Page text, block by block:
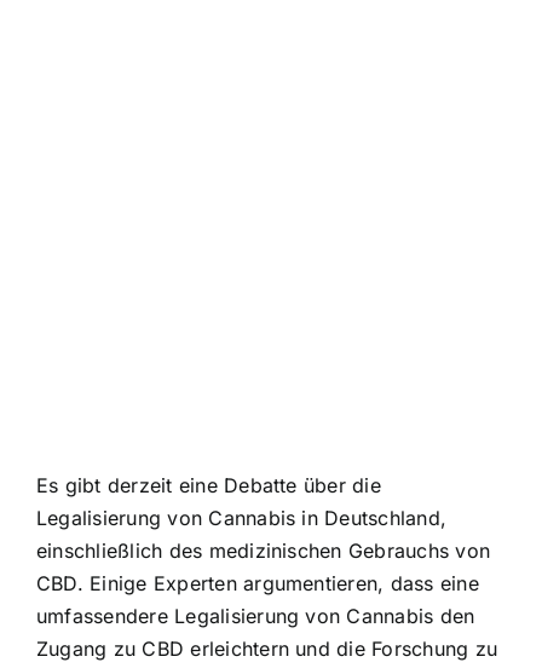
Es gibt derzeit eine Debatte über die
Legalisierung von Cannabis in Deutschland,
einschließlich des medizinischen Gebrauchs von
CBD. Einige Experten argumentieren, dass eine
umfassendere Legalisierung von Cannabis den
Zugang zu CBD erleichtern und die Forschung zu